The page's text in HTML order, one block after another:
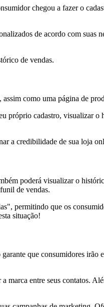
chegou a fazer o
de acordo com suas
de vendas.
como uma página de
próprio cadastro, visualizar
a credibilidade de sua loja
poderá visualizar o
de vendas.
permitindo que os
situação!
que consumidores irão
marca entre seus contatos.